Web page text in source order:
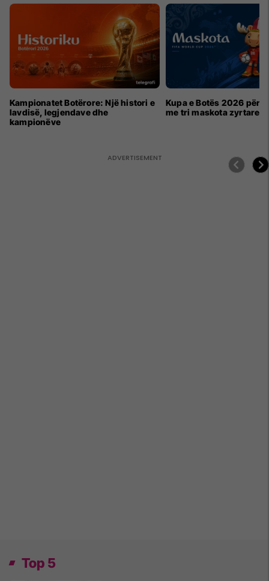
Kampionatet Botërore: Një histori e
lavdisë, legjendave dhe
kampionëve
Kupa e Botës 2026 për
me tri maskota zyrtare
Top 5